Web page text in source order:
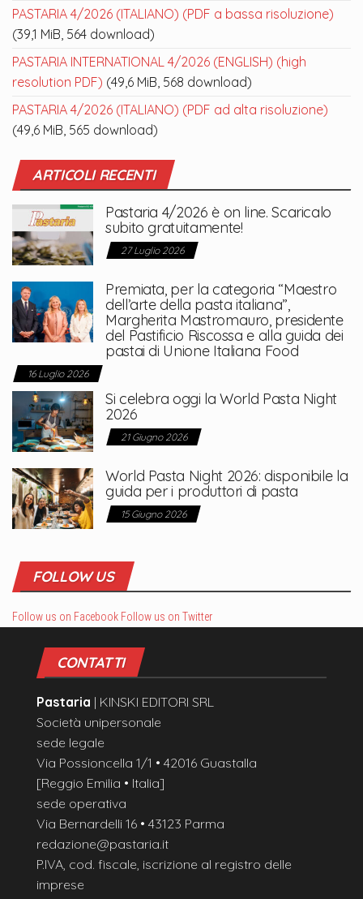
PASTARIA 4/2026 (ITALIANO) (PDF a bassa risoluzione)
(39,1 MiB, 564 download)
PASTARIA INTERNATIONAL 4/2026 (ENGLISH) (high
resolution PDF) (49,6 MiB, 568 download)
PASTARIA 4/2026 (ITALIANO) (PDF ad alta risoluzione)
(49,6 MiB, 565 download)
ARTICOLI RECENTI
Pastaria 4/2026 è on line. Scaricalo
subito gratuitamente!
27 Luglio 2026
Premiata, per la categoria “Maestro
dell’arte della pasta italiana”,
Margherita Mastromauro, presidente
del Pastificio Riscossa e alla guida dei
pastai di Unione Italiana Food
16 Luglio 2026
Si celebra oggi la World Pasta Night
2026
21 Giugno 2026
World Pasta Night 2026: disponibile la
guida per i produttori di pasta
15 Giugno 2026
FOLLOW US
Follow us on Facebook Follow us on Twitter
CONTATTI
Pastaria | KINSKI EDITORI SRL
Società unipersonale
sede legale
Via Possioncella 1/1 • 42016 Guastalla
[Reggio Emilia • Italia]
sede operativa
Via Bernardelli 16 • 43123 Parma
redazione@pastaria.it
P.IVA, cod. fiscale, iscrizione al registro delle
imprese